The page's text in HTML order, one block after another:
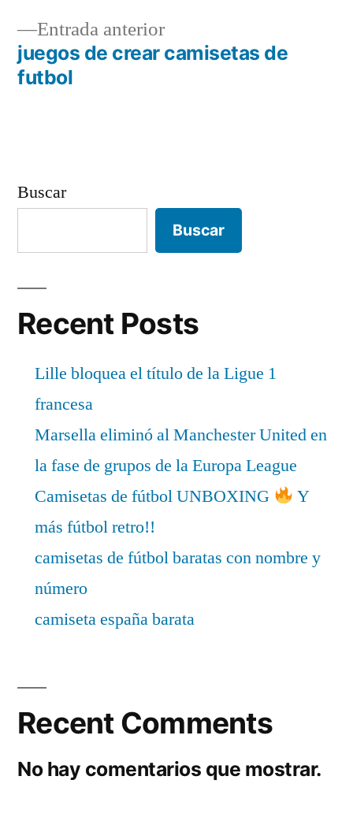
entradas
Entrada anteriorEntrada
anterior:
juegos de crear camisetas de
futbol
Buscar
Buscar
Recent Posts
Lille bloquea el título de la Ligue 1
francesa
Marsella eliminó al Manchester United en
la fase de grupos de la Europa League
Camisetas de fútbol UNBOXING
Y
más fútbol retro!!
camisetas de fútbol baratas con nombre y
número
camiseta españa barata
Recent Comments
No hay comentarios que mostrar.